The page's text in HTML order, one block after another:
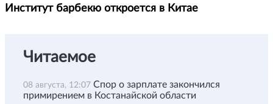
Институт барбекю откроется в Китае
Читаемое
08 августа, 12:07 Спор о зарплате закончился
примирением в Костанайской области